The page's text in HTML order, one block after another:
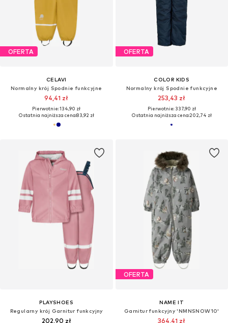
OFERTA
CELAVI
Normalny krój Spodnie funkcyjne
94,41 zł
Pierwotnie: 134,90 zł
Ostatnia najniższa cena:83,92 zł
OFERTA
COLOR KIDS
Normalny krój Spodnie funkcyjne
253,43 zł
Pierwotnie: 337,90 zł
Ostatnia najniższa cena:202,74 zł
PLAYSHOES
Regularny krój Garnitur funkcyjny
202,90 zł
OFERTA
NAME IT
Garnitur funkcyjny 'NMNSNOW10'
364,41 zł